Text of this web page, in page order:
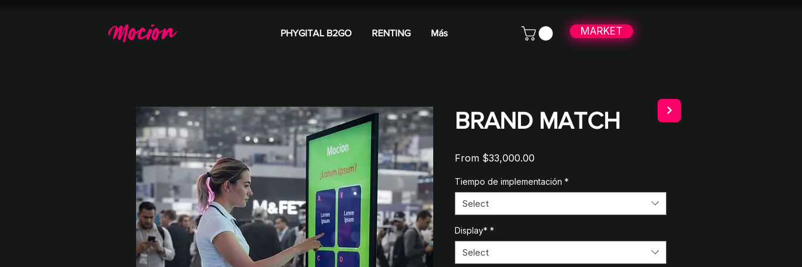
PHYGITAL B2GO RENTING Más MARKET
BRAND MATCH
From $33,000.00
Tiempo de implementación *
Select
Display* *
Select